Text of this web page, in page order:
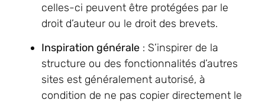
celles-ci peuvent être protégées par le
droit d’auteur ou le droit des brevets.
Inspiration générale : S’inspirer de la
structure ou des fonctionnalités d’autres
sites est généralement autorisé, à
condition de ne pas copier directement le